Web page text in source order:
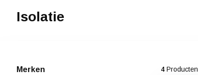
Isolatie
Merken 4Producten